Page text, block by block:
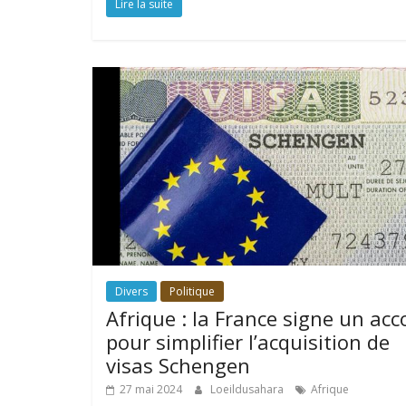
Lire la suite
Divers Politique
Afrique : la France signe un
pour simplifier l’acquisition de
visas Schengen
27 mai 2024 Loeildusahara Afrique